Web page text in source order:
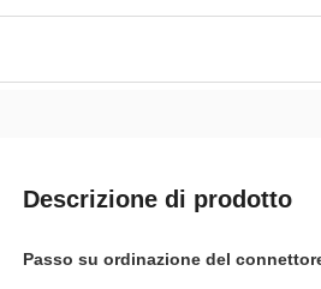
Descrizione di prodotto
Passo su ordinazione del